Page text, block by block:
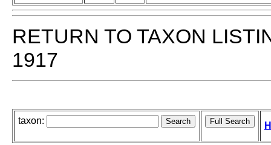
RETURN TO TAXON
1917
taxon: